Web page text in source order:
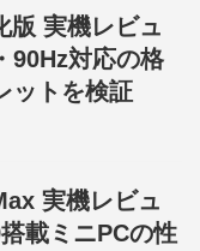
版 実機レビュ
90Hz対応の格
ットを検証
実機レビュ
載ミニPCの性